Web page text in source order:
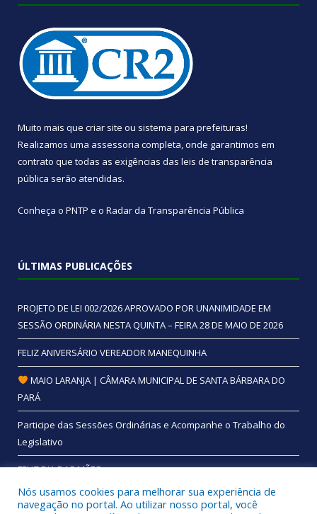
Muito mais que criar site ou sistema para prefeituras!
Realizamos uma assessoria completa, onde garantimos em
contrato que todas as exigências das leis de transparência
pública serão atendidas.
Conheça o PNTP e o Radar da Transparência Pública
ÚLTIMAS PUBLICAÇÕES
PROJETO DE LEI 002/2026 APROVADO POR UNANIMIDADE EM
SESSÃO ORDINÁRIA NESTA QUINTA – FEIRA 28 DE MAIO DE 2026
FELIZ ANIVERSÁRIO VEREADOR MANEQUINHA
MAIO LARANJA | CÂMARA MUNICIPAL DE SANTA BÁRBARA DO
PARÁ
Participe das Sessões Ordinárias e Acompanhe o Trabalho do
Legislativo
FELIZ DIA DAS MÃES
Nós usamos cookies para melhorar sua experiência de
navegação no portal. Ao utilizar nosso portal, você